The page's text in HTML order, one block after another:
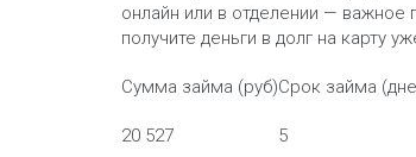
онлайн или в отделении —
получите деньги в долг на карту
Сумма займа (руб)Срок займа
20 527 5